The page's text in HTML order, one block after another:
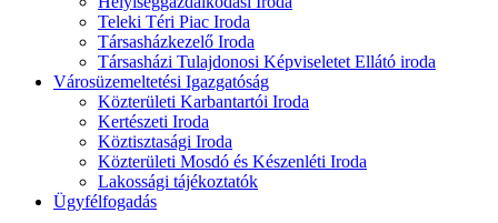
Teleki Téri Piac Iroda
Társasházkezelő Iroda
Társasházi Tulajdonosi Képviseletet Ellátó iroda
Városüzemeltetési Igazgatóság
Közterületi Karbantartói Iroda
Kertészeti Iroda
Köztisztasági Iroda
Közterületi Mosdó és Készenléti Iroda
Lakossági tájékoztatók
Ügyfélfogadás